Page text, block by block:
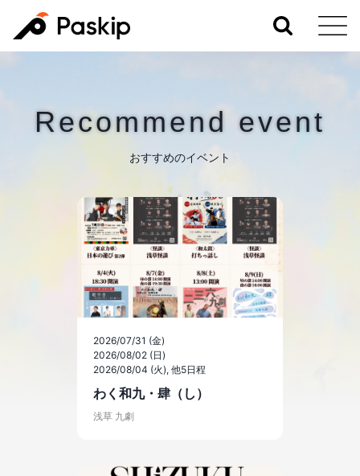
Recommend event
おすすめのイベント
2026/07/31 (金)
2026/08/02 (日)
2026/08/04 (火), 他5日程
わく和九・肆（し）
浅草 九劇